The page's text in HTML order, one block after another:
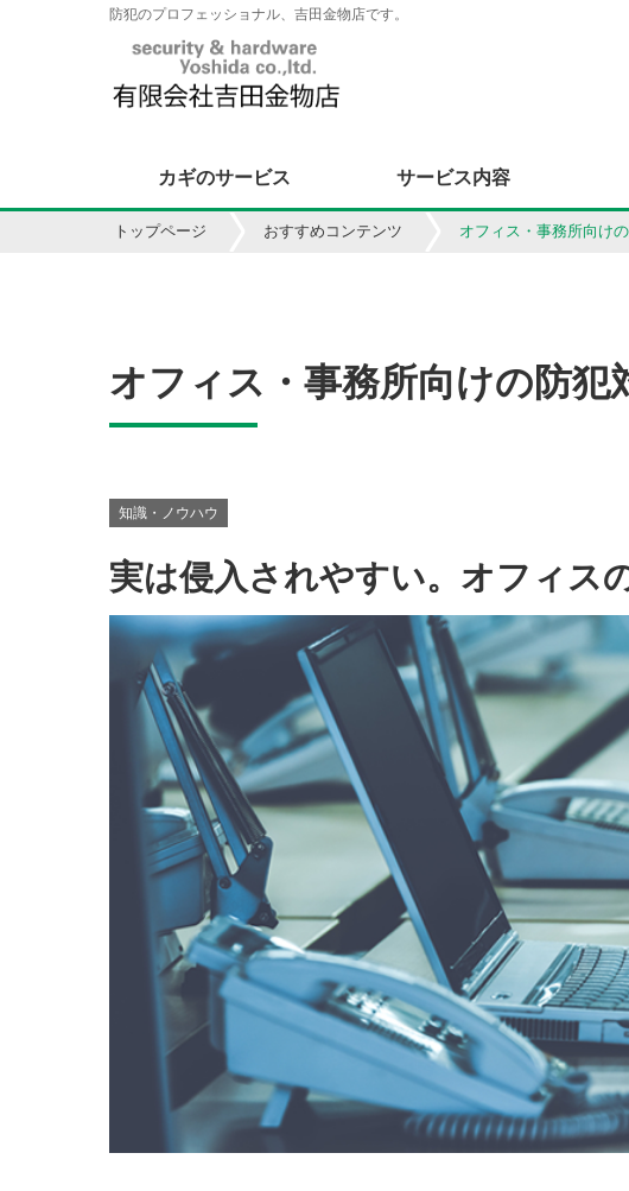
防犯のプロフェッショナル、吉田金物店です。
カギのサービス サービス内容
トップページ おすすめコンテンツ オフィス・事務所向け
オフィス・事務所向けの防犯
知識・ノウハウ
実は侵入されやすい。オフィス